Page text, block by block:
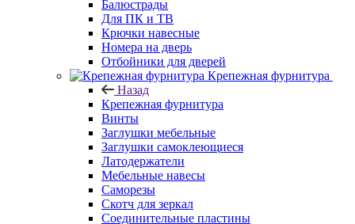
Балюстрады
Для ПК и ТВ
Крючки навесные
Номера на дверь
Отбойники для дверей
Крепежная фурнитура
Назад
Крепежная фурнитура
Винты
Заглушки мебельные
Заглушки самоклеющиеся
Латодержатели
Мебельные навесы
Саморезы
Скотч для зеркал
Соединительные пластины